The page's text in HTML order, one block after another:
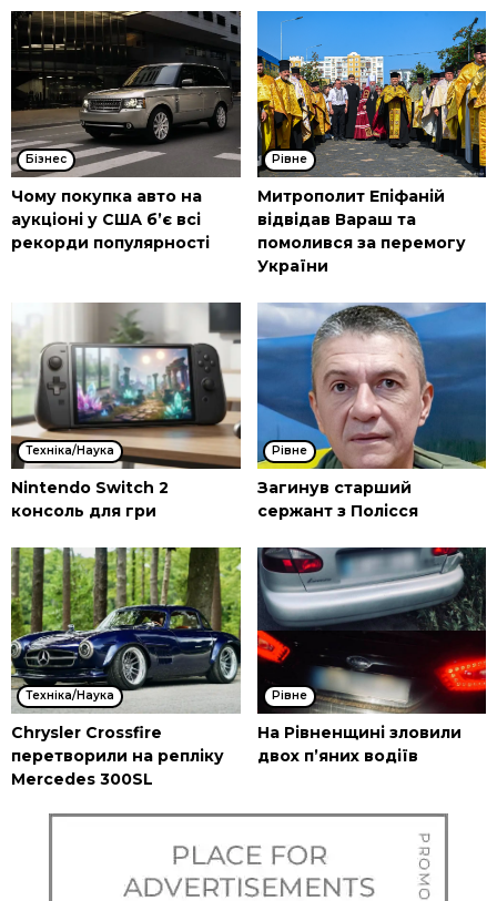
Бізнес
Чому покупка авто на
аукціоні у США б’є всі
рекорди популярності
Рівне
Митрополит Епіфаній
відвідав Вараш та
помолився за перемогу
України
Техніка/Наука
Nintendo Switch 2
консоль для гри
Рівне
Загинув старший
сержант з Полісся
Техніка/Наука
Chrysler Crossfire
перетворили на репліку
Mercedes 300SL
Рівне
На Рівненщині зловили
двох п’яних водіїв